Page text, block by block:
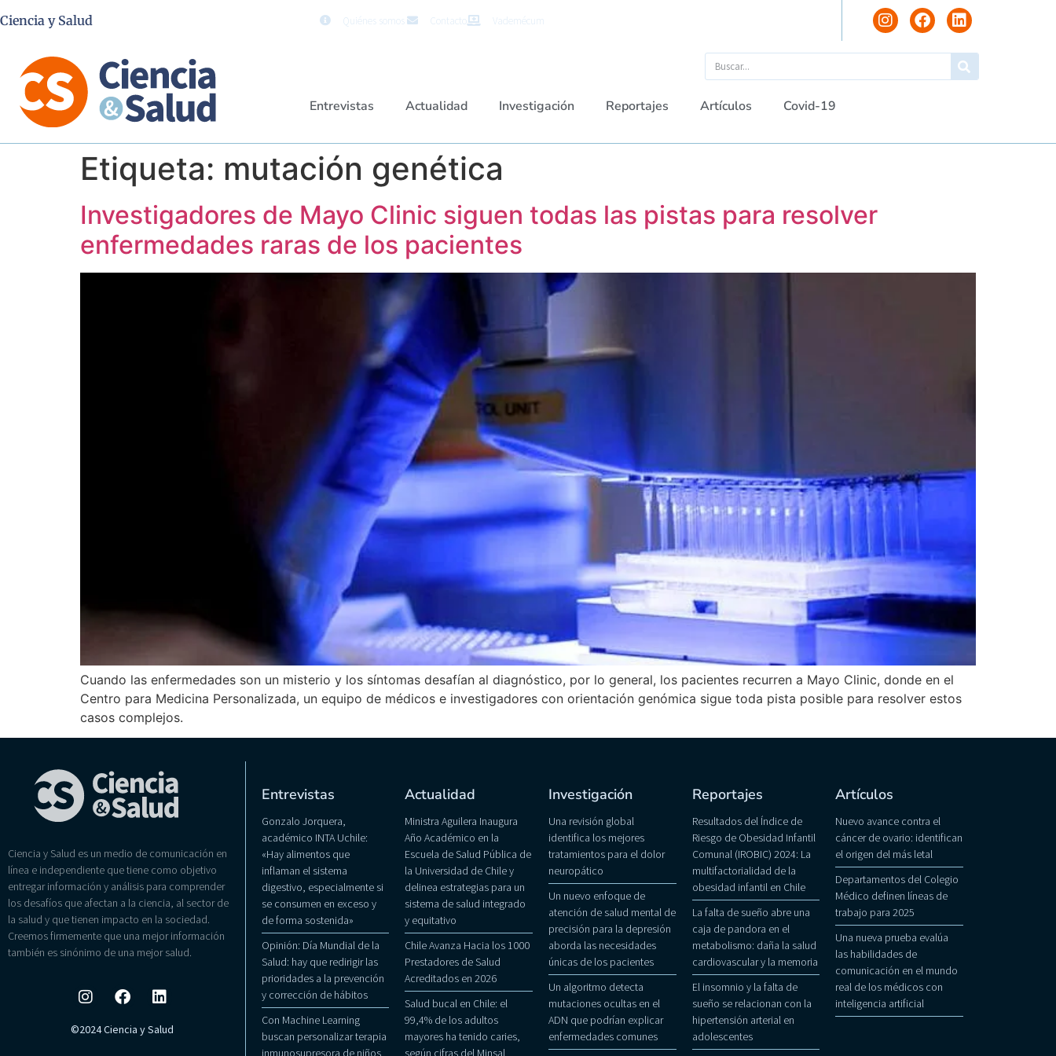
Ciencia y Salud Quiénes somos Contacto Vademécum
Entrevistas Actualidad Investigación Reportajes Artículos Covid-19
Etiqueta: mutación genética
Investigadores de Mayo Clinic siguen todas las pistas para resolver
enfermedades raras de los pacientes
Cuando las enfermedades son un misterio y los síntomas desafían al diagnóstico, por lo general, los pacientes recurren a Mayo Clinic, donde en el
Centro para Medicina Personalizada, un equipo de médicos e investigadores con orientación genómica sigue toda pista posible para resolver estos
casos complejos.
Ciencia y Salud es un medio de comunicación en
línea e independiente que tiene como objetivo
entregar información y análisis para comprender
los desafíos que afectan a la ciencia, al sector de
la salud y que tienen impacto en la sociedad.
Creemos firmemente que una mejor información
también es sinónimo de una mejor salud.
©2024 Ciencia y Salud
Entrevistas
Gonzalo Jorquera,
académico INTA Uchile:
«Hay alimentos que
inflaman el sistema
digestivo, especialmente si
se consumen en exceso y
de forma sostenida»
Opinión: Día Mundial de la
Salud: hay que redirigir las
prioridades a la prevención
y corrección de hábitos
Con Machine Learning
buscan personalizar terapia
inmunosupresora de niños
Actualidad
Ministra Aguilera Inaugura
Año Académico en la
Escuela de Salud Pública de
la Universidad de Chile y
delinea estrategias para un
sistema de salud integrado
y equitativo
Chile Avanza Hacia los 1000
Prestadores de Salud
Acreditados en 2026
Salud bucal en Chile: el
99,4% de los adultos
mayores ha tenido caries,
según cifras del Minsal
Investigación
Una revisión global
identifica los mejores
tratamientos para el dolor
neuropático
Un nuevo enfoque de
atención de salud mental de
precisión para la depresión
aborda las necesidades
únicas de los pacientes
Un algoritmo detecta
mutaciones ocultas en el
ADN que podrían explicar
enfermedades comunes
Reportajes
Resultados del Índice de
Riesgo de Obesidad Infantil
Comunal (IROBIC) 2024: La
multifactorialidad de la
obesidad infantil en Chile
La falta de sueño abre una
caja de pandora en el
metabolismo: daña la salud
cardiovascular y la memoria
El insomnio y la falta de
sueño se relacionan con la
hipertensión arterial en
adolescentes
Artículos
Nuevo avance contra el
cáncer de ovario: identifican
el origen del más letal
Departamentos del Colegio
Médico definen líneas de
trabajo para 2025
Una nueva prueba evalúa
las habilidades de
comunicación en el mundo
real de los médicos con
inteligencia artificial